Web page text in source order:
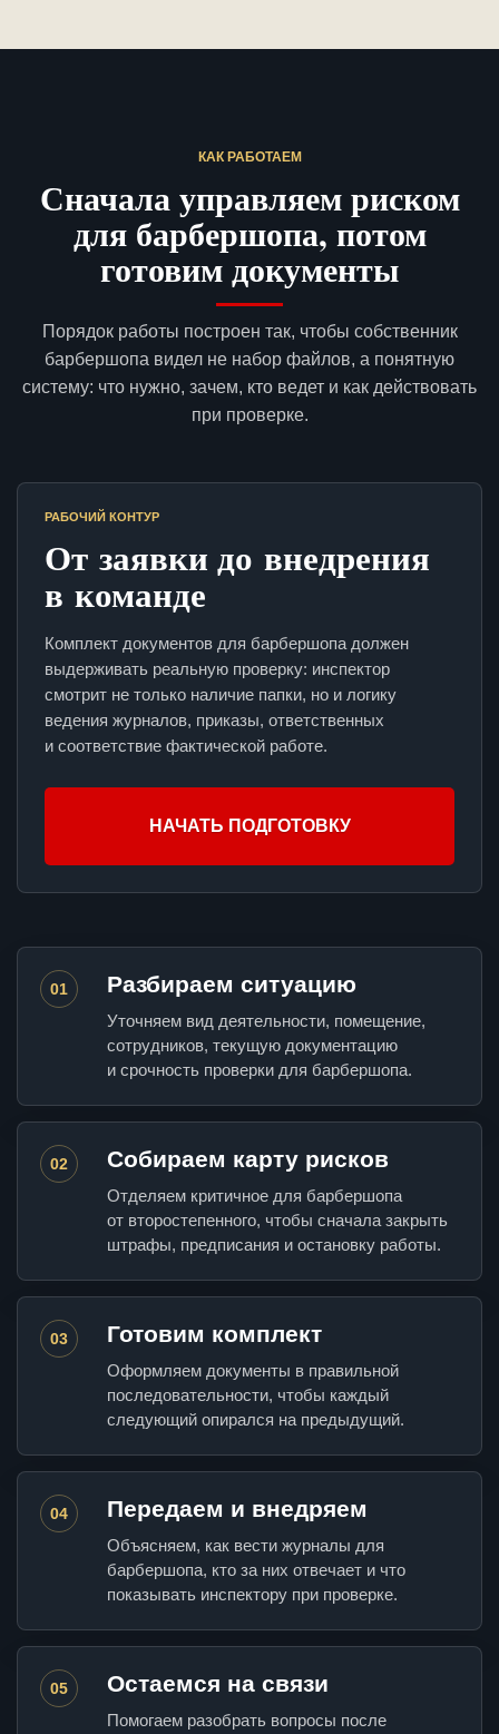
КАК РАБОТАЕМ
Сначала управляем риском
для барбершопа, потом
готовим документы
Порядок работы построен так, чтобы собственник
барбершопа видел не набор файлов, а понятную
систему: что нужно, зачем, кто ведет и как действовать
при проверке.
РАБОЧИЙ КОНТУР
От заявки до внедрения
в команде
Комплект документов для барбершопа должен
выдерживать реальную проверку: инспектор
смотрит не только наличие папки, но и логику
ведения журналов, приказы, ответственных
и соответствие фактической работе.
НАЧАТЬ ПОДГОТОВКУ
01 Разбираем ситуацию
Уточняем вид деятельности, помещение,
сотрудников, текущую документацию
и срочность проверки для барбершопа.
02 Собираем карту рисков
Отделяем критичное для барбершопа
от второстепенного, чтобы сначала закрыть
штрафы, предписания и остановку работы.
03 Готовим комплект
Оформляем документы в правильной
последовательности, чтобы каждый
следующий опирался на предыдущий.
04 Передаем и внедряем
Объясняем, как вести журналы для
барбершопа, кто за них отвечает и что
показывать инспектору при проверке.
05 Остаемся на связи
Помогаем разобрать вопросы после